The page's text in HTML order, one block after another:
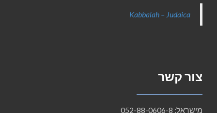
Kabbalah – Judaica
צור קשר
מישראל: 052-88-0606-8